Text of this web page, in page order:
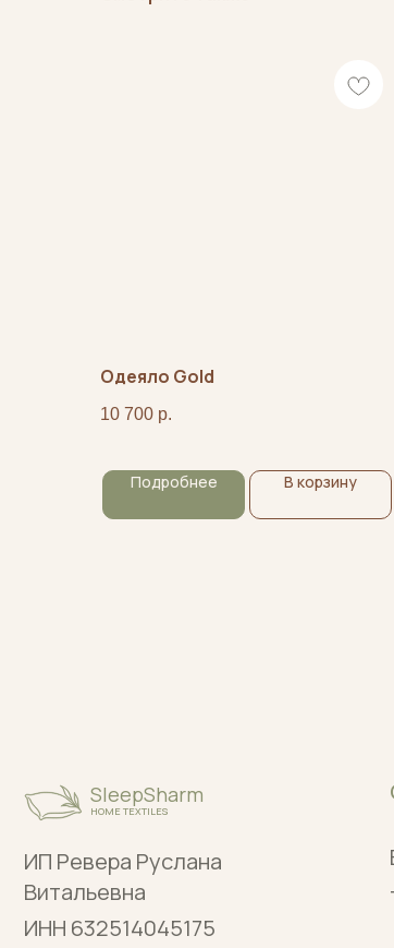
Одеяло Gold
10 700 р.
Подробнее В корзину